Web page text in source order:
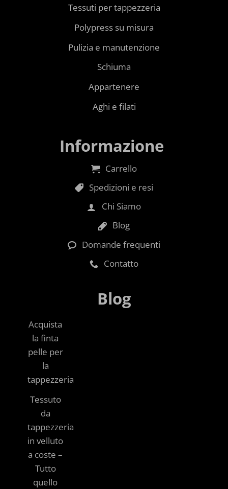
Tessuti per tappezzeria
Polypress su misura
Pulizia e manutenzione
Schiuma
Appartenere
Aghi e filati
Informazione
Carrello
Spedizioni e resi
Chi Siamo
Blog
Domande frequenti
Contatto
Blog
Acquista
la finta
pelle per
la
tappezzeria
Tessuto
da
tappezzeria
in velluto
a coste –
Tutto
quello